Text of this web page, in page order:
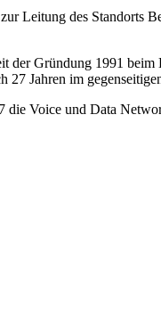
Leitung des Standorts
der Gründung 1991
27 Jahren im
Voice und Data